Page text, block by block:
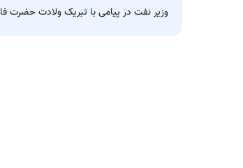
وزیر نفت در پیامی با تبریک ولادت حضرت